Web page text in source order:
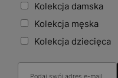
Kolekcja damska
Kolekcja męska
Kolekcja dziecięca